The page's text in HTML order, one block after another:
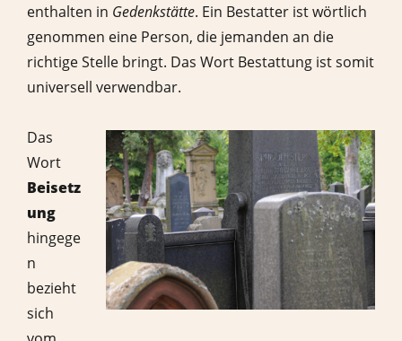
enthalten in Gedenkstätte. Ein Bestatter ist wörtlich
genommen eine Person, die jemanden an die
richtige Stelle bringt. Das Wort Bestattung ist somit
universell verwendbar.
Das
Wort
Beisetz
ung
hingege
n
bezieht
sich